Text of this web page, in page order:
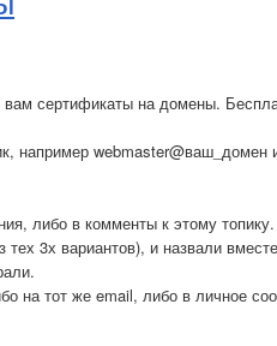
сертификаты на домены.
webmaster@ваш_домен
либо в комменты к этому топику.
3х вариантов), и назвали
на тот же email, либо в личное